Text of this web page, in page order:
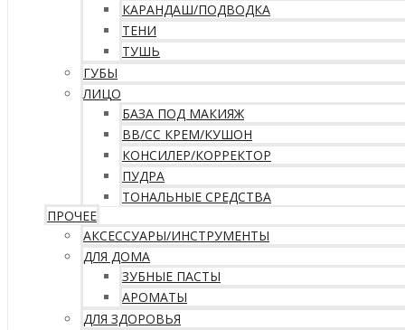
КАРАНДАШ/ПОДВОДКА
ТЕНИ
ТУШЬ
ГУБЫ
ЛИЦО
БАЗА ПОД МАКИЯЖ
ВВ/CC КРЕМ/КУШОН
КОНСИЛЕР/КОРРЕКТОР
ПУДРА
ТОНАЛЬНЫЕ СРЕДСТВА
ПРОЧЕЕ
АКСЕССУАРЫ/ИНСТРУМЕНТЫ
ДЛЯ ДОМА
ЗУБНЫЕ ПАСТЫ
АРОМАТЫ
ДЛЯ ЗДОРОВЬЯ